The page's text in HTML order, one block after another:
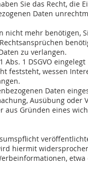
Sie das Recht, die
Daten
nicht mehr benötigen,
zu verlangen.
1 DSGVO
feststeht, wessen
Daten
Ausübung oder
Gründen eines
hiermit
etwa